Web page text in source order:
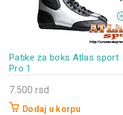
Patike za boks Atlas sport
Pro 1
7.500 rsd
Dodaj u korpu